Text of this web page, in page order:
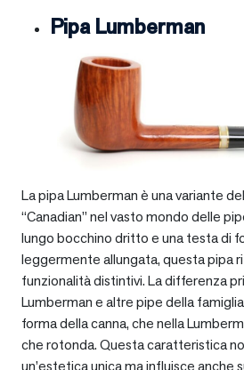
Pipa Lumberman
La pipa Lumberman è una variante
“Canadian” nel vasto mondo delle
lungo bocchino dritto e una testa di
leggermente allungata, questa pipa
funzionalità distintivi. La differenza
Lumberman e altre pipe della
forma della canna, che nella
che rotonda. Questa caratteristica
un’estetica unica ma influisce anche